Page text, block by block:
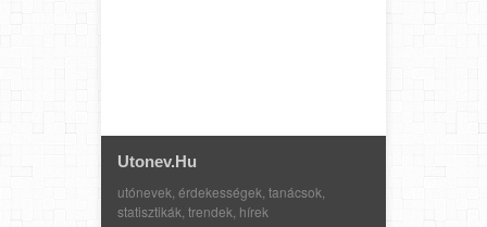
Utonev.hu
utónevek, érdekességek, tanácsok,
statisztikák, trendek, hírek